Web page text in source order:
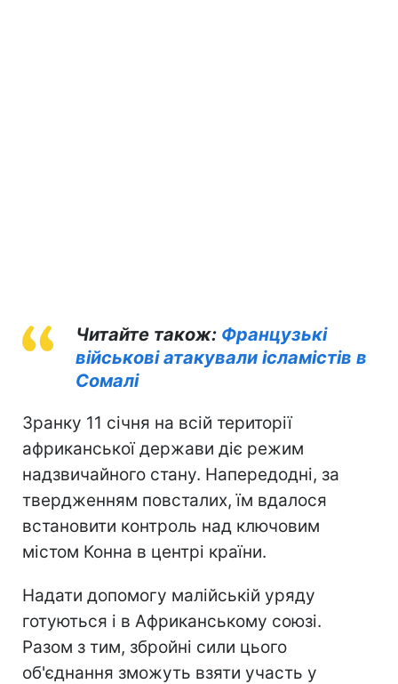
Читайте також: Французькі
військові атакували ісламістів в
Сомалі
Зранку 11 січня на всій території
африканської держави діє режим
надзвичайного стану. Напередодні, за
твердженням повсталих, їм вдалося
встановити контроль над ключовим
містом Конна в центрі країни.
Надати допомогу малійській уряду
готуються і в Африканському союзі.
Разом з тим, збройні сили цього
об'єднання зможуть взяти участь у